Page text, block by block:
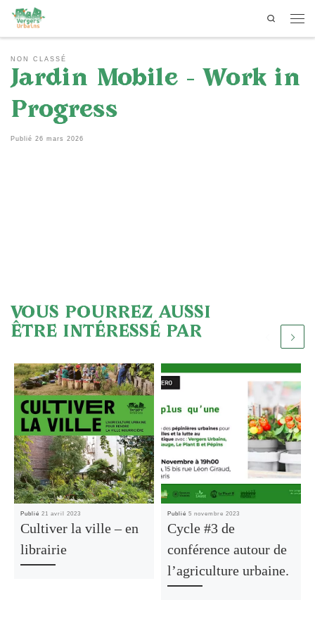
Passer au contenu
Search
NON CLASSÉ
Jardin Mobile – Work in
Progress
Publié 26 mars 2026
VOUS POURREZ AUSSI
ÊTRE INTÉRESSÉ PAR
Publié 21 avril 2023
Cultiver la ville – en
librairie
Publié 5 novembre 2023
Cycle #3 de
conférence autour de
l’agriculture urbaine.